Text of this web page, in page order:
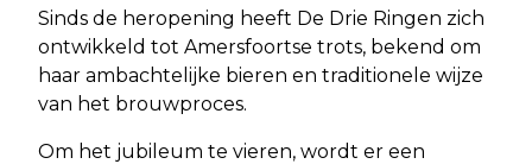
Sinds de heropening heeft De Drie Ringen zich
ontwikkeld tot Amersfoortse trots, bekend om
haar ambachtelijke bieren en traditionele wijze
van het brouwproces.
Om het jubileum te vieren, wordt er een